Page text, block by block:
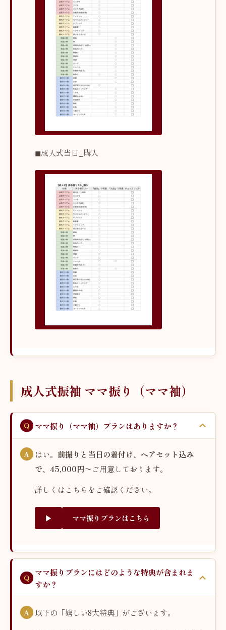
◼︎成人式当日_購入
成人式振袖 ママ振り（ママ袖）
ママ振り（ママ袖）プランはありますか？
はい。 前撮りと当日の着付け、ヘアセット込み
で、45,000円〜ご用意しております。
詳しくはこちらをご確認ください。
▶︎ ママ振りプランはこちら
ママ振りプランにはどのような特典が含まれま
すか？
以下の「嬉しい8大特典」がございます。